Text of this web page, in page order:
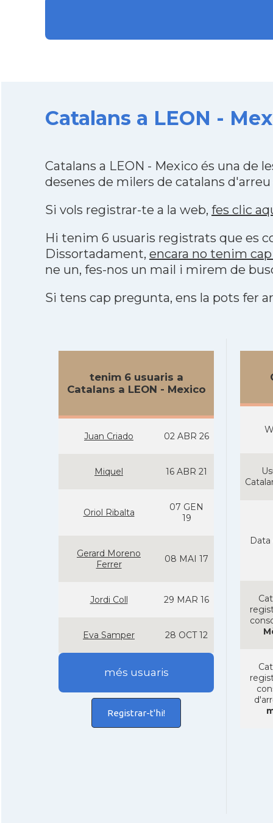
Catalans a LEON -
Catalans a LEON - Mexico és una de
desenes de milers de catalans
Si vols registrar-te a la web, fes clic
Hi tenim 6 usuaris registrats que es
Dissortadament, encara no tenim
ne un, fes-nos un mail i mirem de
Si tens cap pregunta, ens la pots fer
tenim 6 usuaris a
Catalans a LEON - Mexico
Juan Criado 02 ABR 26
Miquel 16 ABR 21
Oriol Ribalta
07 GEN
19
Gerard Moreno
Ferrer
08 MAI 17
Jordi Coll 29 MAR 16
Eva Samper 28 OCT 12
més usuaris
Registrar-t'hi!
Data